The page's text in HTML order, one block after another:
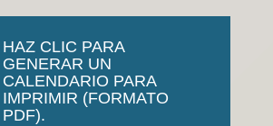
HAZ CLIC PARA
GENERAR UN
CALENDARIO PARA
IMPRIMIR (FORMATO
PDF).